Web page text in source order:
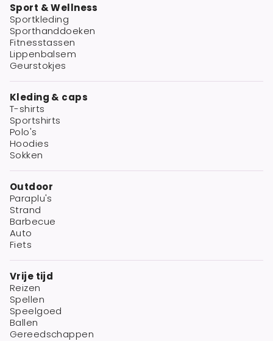
Sport & Wellness
Sportkleding
Sporthanddoeken
Fitnesstassen
Lippenbalsem
Geurstokjes
Kleding & caps
T-shirts
Sportshirts
Polo's
Hoodies
Sokken
Outdoor
Paraplu's
Strand
Barbecue
Auto
Fiets
Vrije tijd
Reizen
Spellen
Speelgoed
Ballen
Gereedschappen